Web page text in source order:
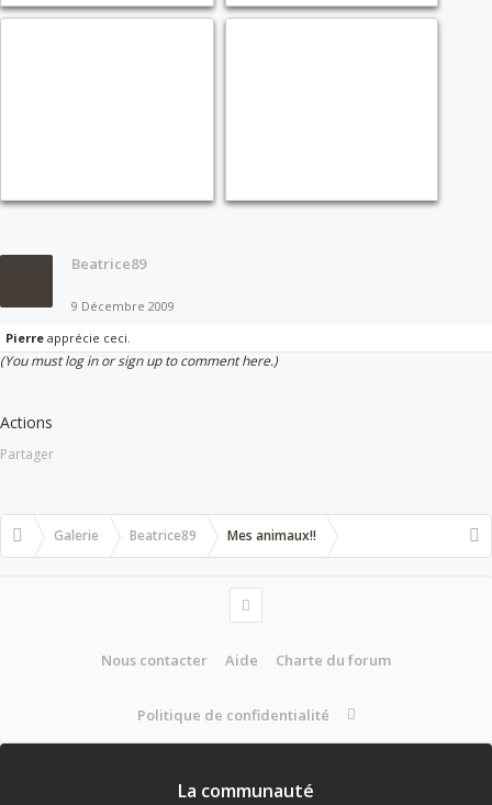
Beatrice89
9 Décembre 2009
Pierre apprécie ceci.
(You must log in or sign up to comment here.)
Actions
Partager
Galerie Beatrice89 Mes animaux!!
Nous contacter Aide Charte du forum
Politique de confidentialité
La communauté